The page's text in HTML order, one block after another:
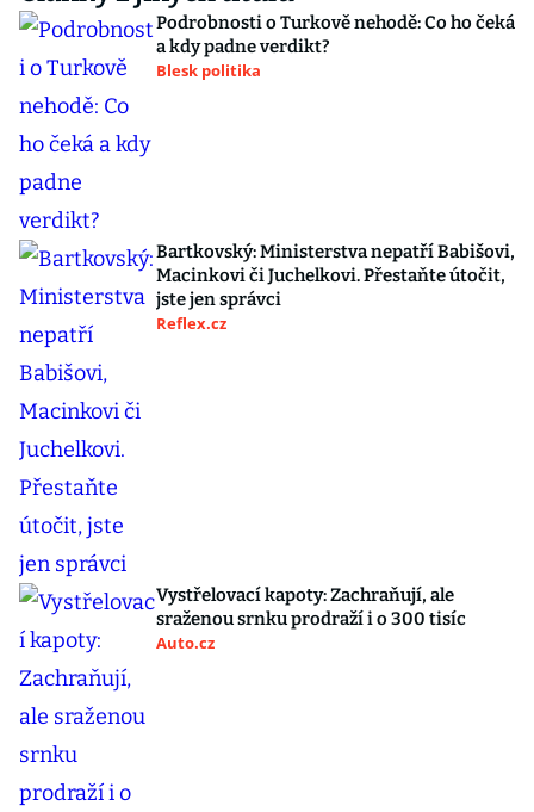
Podrobnosti o Turkově nehodě: Co ho čeká
a kdy padne verdikt?
Blesk politika
Bartkovský: Ministerstva nepatří Babišovi,
Macinkovi či Juchelkovi. Přestaňte útočit,
jste jen správci
Reflex.cz
Vystřelovací kapoty: Zachraňují, ale
sraženou srnku prodraží i o 300 tisíc
Auto.cz